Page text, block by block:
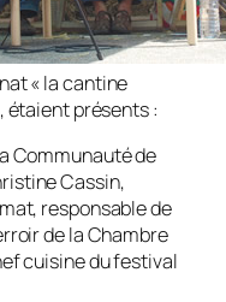
«la cantine
étaient présents :
Communauté de
Cassin,
responsable de
de la Chambre
cuisine du festival